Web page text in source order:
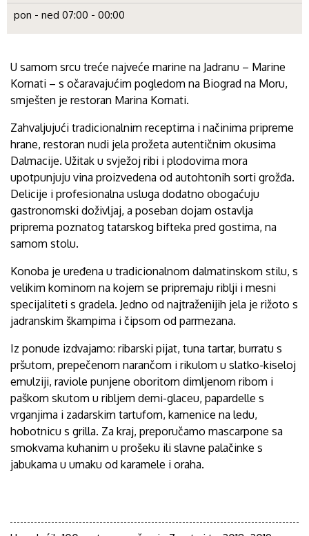
pon - ned 07:00 - 00:00
U samom srcu treće najveće marine na Jadranu – Marine
Kornati – s očaravajućim pogledom na Biograd na Moru,
smješten je restoran Marina Kornati.
Zahvaljujući tradicionalnim receptima i načinima pripreme
hrane, restoran nudi jela prožeta autentičnim okusima
Dalmacije. Užitak u svježoj ribi i plodovima mora
upotpunjuju vina proizvedena od autohtonih sorti grožđa.
Delicije i profesionalna usluga dodatno obogaćuju
gastronomski doživljaj, a poseban dojam ostavlja
priprema poznatog tatarskog bifteka pred gostima, na
samom stolu.
Konoba je uređena u tradicionalnom dalmatinskom stilu, s
velikim kominom na kojem se pripremaju riblji i mesni
specijaliteti s gradela. Jedno od najtraženijih jela je rižoto s
jadranskim škampima i čipsom od parmezana.
Iz ponude izdvajamo: ribarski pijat, tuna tartar, burratu s
pršutom, prepečenom narančom i rikulom u slatko-kiseloj
emulziji, raviole punjene oboritom dimljenom ribom i
paškom skutom u ribljem demi-glaceu, papardelle s
vrganjima i zadarskim tartufom, kamenice na ledu,
hobotnicu s grilla. Za kraj, preporučamo mascarpone sa
smokvama kuhanim u prošeku ili slavne palačinke s
jabukama u umaku od karamele i oraha.